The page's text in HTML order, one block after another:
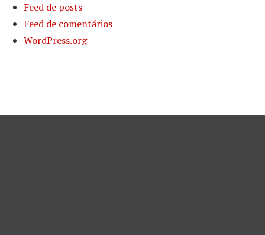
Feed de posts
Feed de comentários
WordPress.org